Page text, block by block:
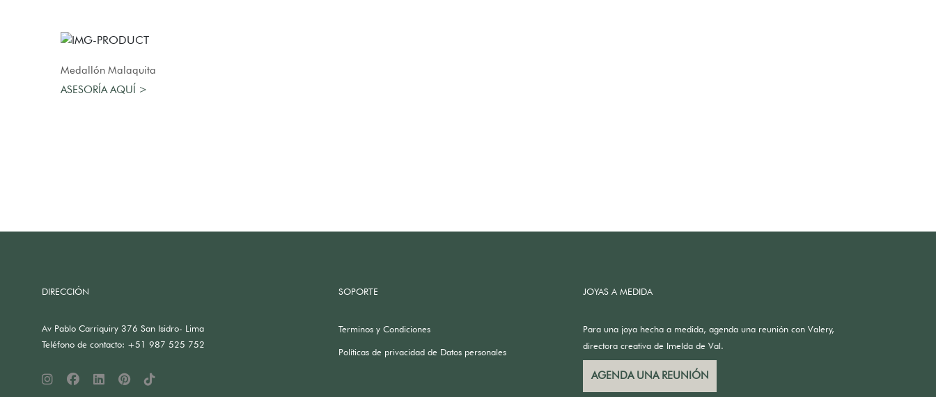
AGREGAR AL CARRO
Medallón Malaquita
ASESORÍA AQUÍ >
DIRECCIÓN
Av Pablo Carriquiry 376 San Isidro- Lima
Teléfono de contacto: +51 987 525 752
SOPORTE
Terminos y Condiciones
Políticas de privacidad de Datos personales
JOYAS A MEDIDA
Para una joya hecha a medida, agenda una reunión con Valery,
directora creativa de Imelda de Val.
AGENDA UNA REUNIÓN